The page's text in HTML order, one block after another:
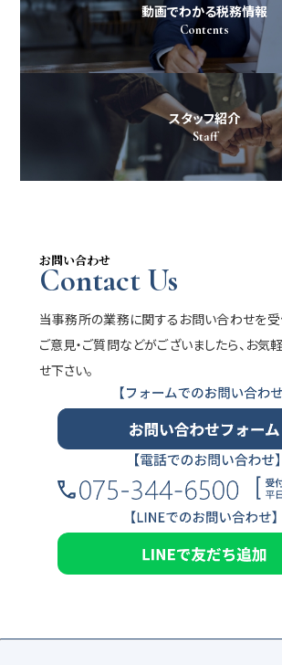
動画でわかる税務情報
Contents
スタッフ紹介
Staff
お問い合わせ
Contact Us
当事務所の業務に関するお問い合わせを受
ご意見・ご質問などがございましたら、お気
せ下さい。